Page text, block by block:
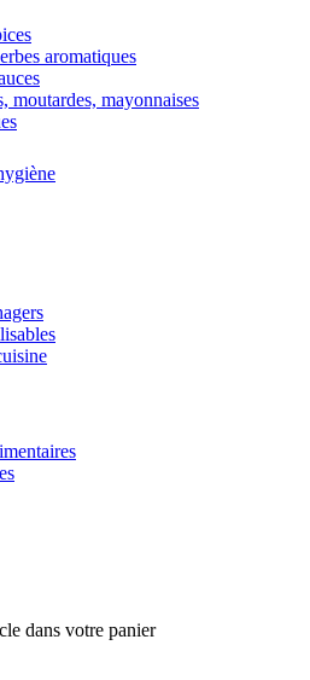
aromatiques
moutardes, mayonnaises
dans votre panier